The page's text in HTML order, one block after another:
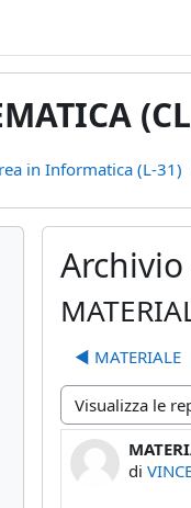
in Informatica (L-31)
◀︎ MATERIALE
Modalità
di
Numero